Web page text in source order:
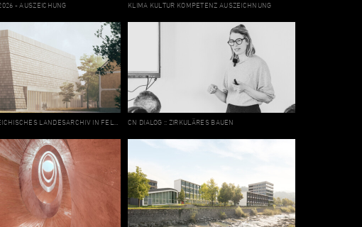
- AUSZEICHUNG KLIMA KULTUR KOMPETENZ AUSZEICHNUNG
CN DIALOG :: ZIRKULÄRES BAUEN